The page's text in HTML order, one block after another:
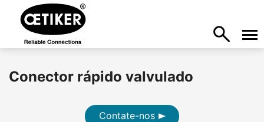
Conector rápido valvulado
Contate-nos